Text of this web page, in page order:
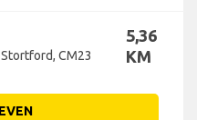
CM23
5,36
KM